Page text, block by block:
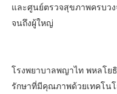
และศูนย์ตรวจสุขภาพครบวง
จนถึงผู้ใหญ่
โรงพยาบาลพญาไท พหลโ
รักษาที่มีคุณภาพด้วยเทคโน